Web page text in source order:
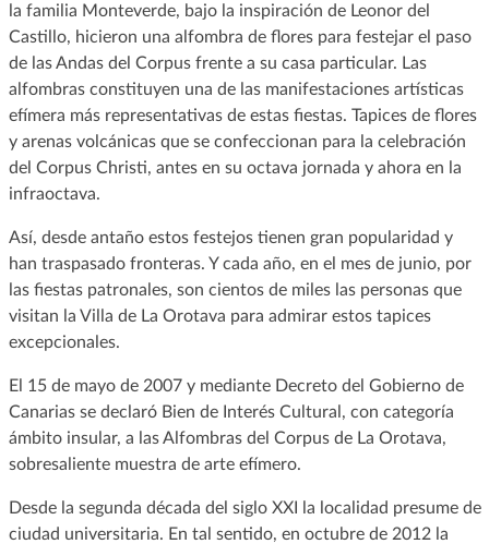
la familia Monteverde, bajo la inspiración de Leonor del
Castillo, hicieron una alfombra de flores para festejar el paso
de las Andas del Corpus frente a su casa particular. Las
alfombras constituyen una de las manifestaciones artísticas
efímera más representativas de estas fiestas. Tapices de flores
y arenas volcánicas que se confeccionan para la celebración
del Corpus Christi, antes en su octava jornada y ahora en la
infraoctava.
Así, desde antaño estos festejos tienen gran popularidad y
han traspasado fronteras. Y cada año, en el mes de junio, por
las fiestas patronales, son cientos de miles las personas que
visitan la Villa de La Orotava para admirar estos tapices
excepcionales.
El 15 de mayo de 2007 y mediante Decreto del Gobierno de
Canarias se declaró Bien de Interés Cultural, con categoría
ámbito insular, a las Alfombras del Corpus de La Orotava,
sobresaliente muestra de arte efímero.
Desde la segunda década del siglo XXI la localidad presume de
ciudad universitaria. En tal sentido, en octubre de 2012 la